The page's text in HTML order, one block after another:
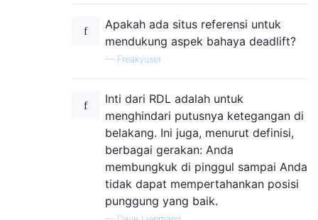
Apakah ada situs referensi untuk
mendukung aspek bahaya deadlift?
— Freakyuser
Inti dari RDL adalah untuk
menghindari putusnya ketegangan di
belakang. Ini juga, menurut definisi,
berbagai gerakan: Anda
membungkuk di pinggul sampai Anda
tidak dapat mempertahankan posisi
punggung yang baik.